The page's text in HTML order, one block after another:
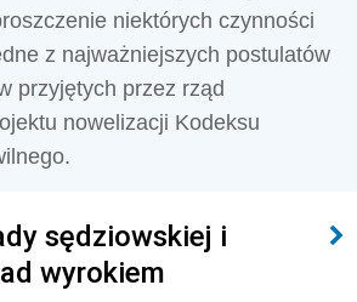
niektórych czynności
z najważniejszych postulatów
przyjętych przez rząd
nowelizacji Kodeksu
sędziowskiej i
wyrokiem